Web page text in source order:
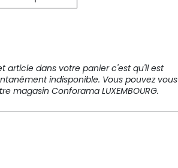
article dans votre panier c'est qu'il est
indisponible. Vous pouvez vous
magasin Conforama LUXEMBOURG.
31 91 11